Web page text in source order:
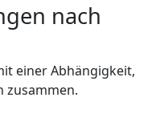
nach
einer Abhängigkeit,
zusammen.